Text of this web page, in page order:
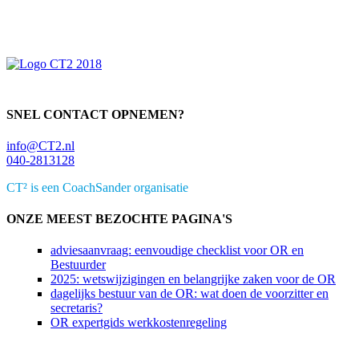
SNEL CONTACT OPNEMEN?
info@CT2.nl
040-2813128
CT² is een CoachSander organisatie
ONZE MEEST BEZOCHTE PAGINA'S
adviesaanvraag: eenvoudige checklist voor OR en
Bestuurder
2025: wetswijzigingen en belangrijke zaken voor de OR
dagelijks bestuur van de OR: wat doen de voorzitter en
secretaris?
OR expertgids werkkostenregeling